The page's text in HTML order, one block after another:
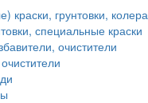
краски, грунтовки, колера
специальные краски
очистители